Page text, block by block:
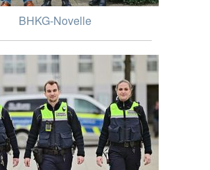
BHKG-Novelle